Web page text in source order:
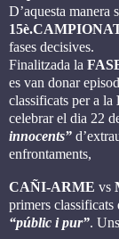
D’aquesta manera
fases decisives.
Finalitzada la
es van donar
classificats per a la
celebrar el dia 22
innocents”
enfrontaments,
CAÑI-ARME vs
primers classificats
“públic i pur”.